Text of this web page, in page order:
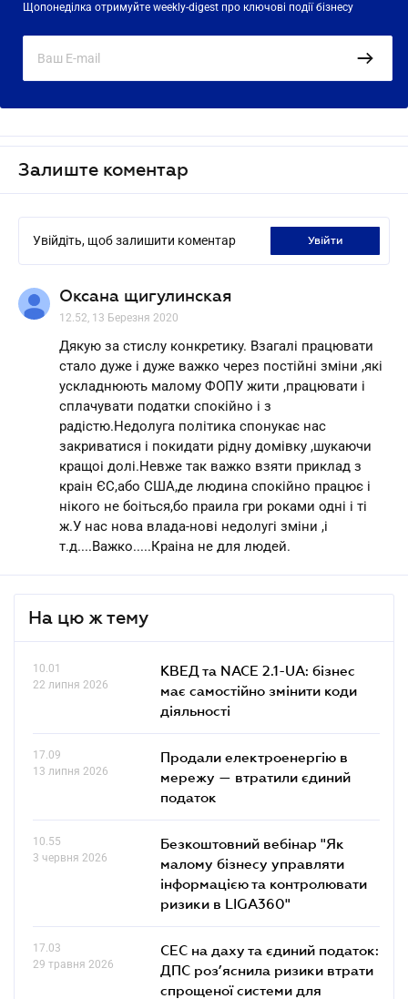
Щопонеділка отримуйте weekly-digest про ключові події бізнесу
Залиште коментар
Увійдіть, щоб залишити коментар увійти
Оксана щигулинская
12.52, 13 Березня 2020
Дякую за стислу конкретику. Взагалі працювати
стало дуже і дуже важко через постійні зміни ,які
ускладнюють малому ФОПУ жити ,працювати і
сплачувати податки спокійно і з
радістю.Недолуга політика спонукає нас
закриватися і покидати рідну домівку ,шукаючи
кращоі долі.Невже так важко взяти приклад з
краін ЄС,або США,де людина спокійно працює і
нікого не боіться,бо праила гри роками одні і ті
ж.У нас нова влада-нові недолугі зміни ,і
т.д....Важко.....Краіна не для людей.
На цю ж тему
10.01
22 липня 2026
КВЕД та NACE 2.1-UA: бізнес
має самостійно змінити коди
діяльності
17.09
13 липня 2026
Продали електроенергію в
мережу — втратили єдиний
податок
10.55
3 червня 2026
Безкоштовний вебінар "Як
малому бізнесу управляти
інформацією та контролювати
ризики в LIGA360"
17.03
29 травня 2026
СЕС на даху та єдиний податок:
ДПС роз’яснила ризики втрати
спрощеної системи для